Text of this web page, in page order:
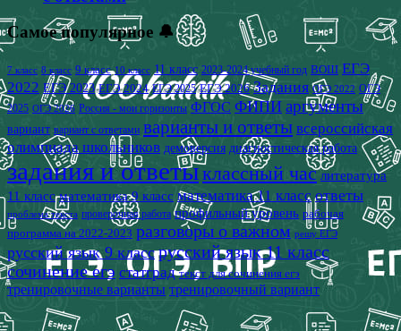
Самое популярное 🔔
7 класс 8 класс 9 класс 10 класс 11 класс 2023-2024 учебный год ВОШ ЕГЭ
2022 ЕГЭ 2023 ЕГЭ 2024 ЕГЭ 2025 ЕГЭ 2026 Задания ОГЭ 2022 ОГЭ
2025 ОГЭ 2026 Россия - мои горизонты ФГОС ФИПИ аргументы
вариант вариант с ответами варианты и ответы всероссийская
олимпиада школьников демоверсия диагностическая работа
задания и ответыклассный час литература
11 класс математика 9 класс математика 11 класс ответы
проблема текста проверочная работа профильный уровень рабочая
программа на 2022-2023 разговоры о важном решу ЕГЭ
русский язык 9 класс русский язык 11 класс
сочинение егэ статград текст для сочинения егэ
тренировочные варианты тренировочный вариант